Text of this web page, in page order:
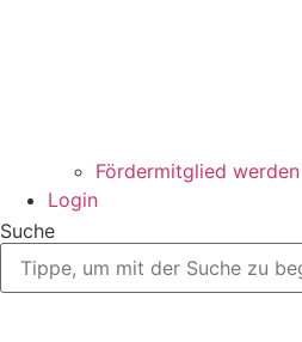
Fördermitglied werden
Login
Suche